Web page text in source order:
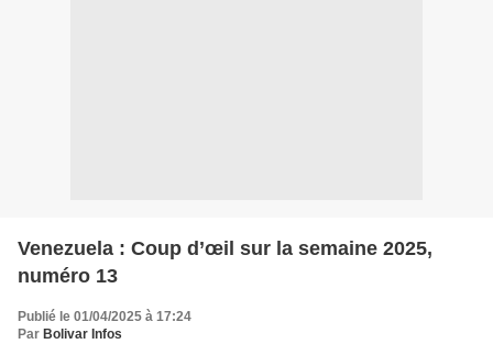
Venezuela : Coup d’œil sur la semaine 2025,
numéro 13
Publié le 01/04/2025 à 17:24
Par Bolivar Infos